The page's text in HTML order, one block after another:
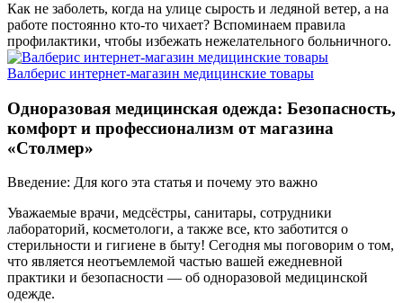
Как не заболеть, когда на улице сырость и ледяной ветер, а на
работе постоянно кто-то чихает? Вспоминаем правила
профилактики, чтобы избежать нежелательного больничного.
Валберис интернет-магазин медицинские товары
Одноразовая медицинская одежда: Безопасность,
комфорт и профессионализм от магазина
«Столмер»
Введение: Для кого эта статья и почему это важно
Уважаемые врачи, медсёстры, санитары, сотрудники
лабораторий, косметологи, а также все, кто заботится о
стерильности и гигиене в быту! Сегодня мы поговорим о том,
что является неотъемлемой частью вашей ежедневной
практики и безопасности — об одноразовой медицинской
одежде.